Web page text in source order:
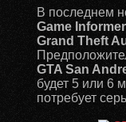
В последнем
Game Informer
Grand Theft
GTA San
будет 5 или 6
потребует